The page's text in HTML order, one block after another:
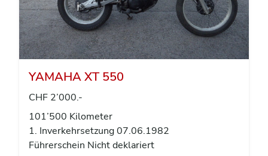
YAMAHA XT 550
CHF 2’000.-
101’500 Kilometer
1. Inverkehrsetzung 07.06.1982
Führerschein Nicht deklariert